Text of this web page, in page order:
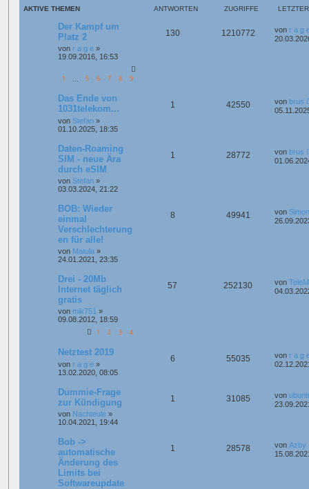
AKTIVE THEMEN ANTWORTEN ZUGRIFFE
Der Kampf um
Platz 2
von r a g e »
19.09.2016, 16:53
1 5 6 7 8 9
130 1210772 von r a g
Das Ende von
1031telekom...
von Stefan »
01.10.2025, 18:35
1 42550 von brus
Daten-Roaming
SIM - neue Ära
durch eSIM
von Stefan »
03.03.2024, 21:22
1 28772 von brus
BOB: Wieder
einmal
Verschlechterung
en für alle!
von Matula »
24.01.2021, 23:35
8 49941 von
Drei - 20Mb
Internet täglich
gratis
von mik751 »
09.08.2012, 18:59
1 2 3 4
57 252130 von
Netztest 2019
von r a g e »
13.02.2020, 08:05
6 55035 von r a g
Dummie-Frage
zur Kündigung
von Nachteule »
10.04.2021, 19:44
1 31085 von
Bob ->
automatische
Änderung des
Limits bei
Softwareupdate
1 28578 von Azby